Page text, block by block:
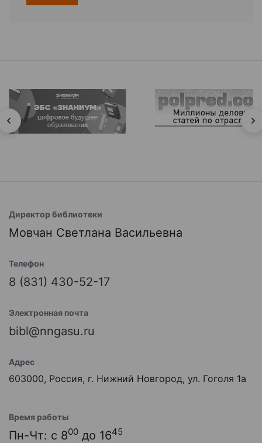
Директор библиотеки
Мовчан Светлана Васильевна
Телефон
8 (831) 430-52-17
Электронная почта
bibl@nngasu.ru
Адрес
603000, Россия, г. Нижний Новгород, ул. Гоголя 1а
Время работы
Пн-Чт: с 800 до 1645